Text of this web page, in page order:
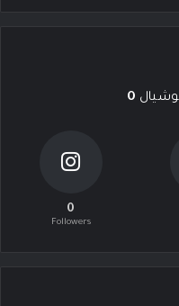
0
0
Followers